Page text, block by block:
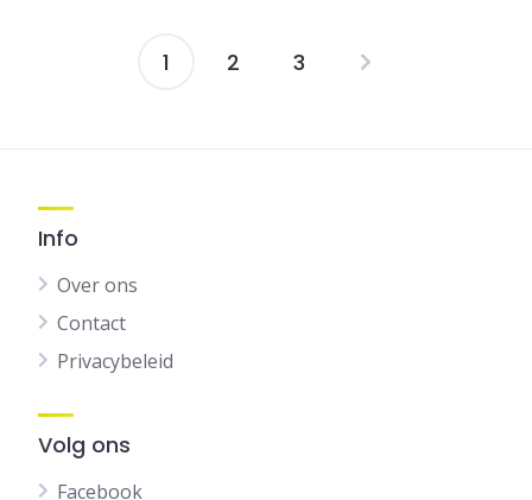
Berichten
1 2 3
Info
Over ons
Contact
Privacybeleid
Volg ons
Facebook